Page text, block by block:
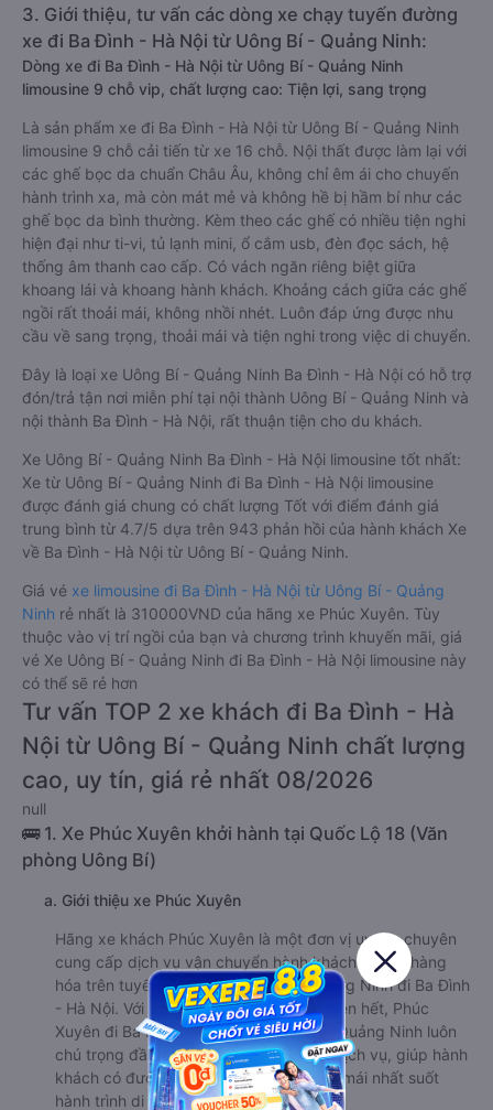
3. Giới thiệu, tư vấn các dòng xe chạy tuyến đường
xe đi Ba Đình - Hà Nội từ Uông Bí - Quảng Ninh:
Dòng xe đi Ba Đình - Hà Nội từ Uông Bí - Quảng Ninh
limousine 9 chỗ vip, chất lượng cao: Tiện lợi, sang trọng
Là sản phẩm xe đi Ba Đình - Hà Nội từ Uông Bí - Quảng Ninh
limousine 9 chỗ cải tiến từ xe 16 chỗ. Nội thất được làm lại với
các ghế bọc da chuẩn Châu Âu, không chỉ êm ái cho chuyến
hành trình xa, mà còn mát mẻ và không hề bị hầm bí như các
ghế bọc da bình thường. Kèm theo các ghế có nhiều tiện nghi
hiện đại như ti-vi, tủ lạnh mini, ổ cắm usb, đèn đọc sách, hệ
thống âm thanh cao cấp. Có vách ngăn riêng biệt giữa
khoang lái và khoang hành khách. Khoảng cách giữa các ghế
ngồi rất thoải mái, không nhồi nhét. Luôn đáp ứng được nhu
cầu về sang trọng, thoải mái và tiện nghi trong việc di chuyển.
Đây là loại xe Uông Bí - Quảng Ninh Ba Đình - Hà Nội có hỗ trợ
đón/trả tận nơi miễn phí tại nội thành Uông Bí - Quảng Ninh và
nội thành Ba Đình - Hà Nội, rất thuận tiện cho du khách.
Xe Uông Bí - Quảng Ninh Ba Đình - Hà Nội limousine tốt nhất:
Xe từ Uông Bí - Quảng Ninh đi Ba Đình - Hà Nội limousine
được đánh giá chung có chất lượng Tốt với điểm đánh giá
trung bình từ 4.7/5 dựa trên 943 phản hồi của hành khách Xe
về Ba Đình - Hà Nội từ Uông Bí - Quảng Ninh.
Giá vé xe limousine đi Ba Đình - Hà Nội từ Uông Bí - Quảng
Ninh rẻ nhất là 310000VND của hãng xe Phúc Xuyên. Tùy
thuộc vào vị trí ngồi của bạn và chương trình khuyến mãi, giá
vé Xe Uông Bí - Quảng Ninh đi Ba Đình - Hà Nội limousine này
có thể sẽ rẻ hơn
Tư vấn TOP 2 xe khách đi Ba Đình - Hà
Nội từ Uông Bí - Quảng Ninh chất lượng
cao, uy tín, giá rẻ nhất 08/2026
null
🚌 1. Xe Phúc Xuyên khởi hành tại Quốc Lộ 18 (Văn
phòng Uông Bí)
a. Giới thiệu xe Phúc Xuyên
Hãng xe khách Phúc Xuyên là một đơn vị uy tín, chuyên
cung cấp dịch vụ vận chuyển hành khách và gửi hàng
hóa trên tuyến đường từ Uông Bí - Quảng Ninh đi Ba Đình
- Hà Nội. Với phương châm an toàn là trên hết, Phúc
Xuyên đi Ba Đình - Hà Nội từ Uông Bí - Quảng Ninh luôn
chú trọng đầu tư nâng cấp chất lượng dịch vụ, giúp hành
khách có được những trải nghiệm thoải mái nhất suốt
hành trình di chuyển.